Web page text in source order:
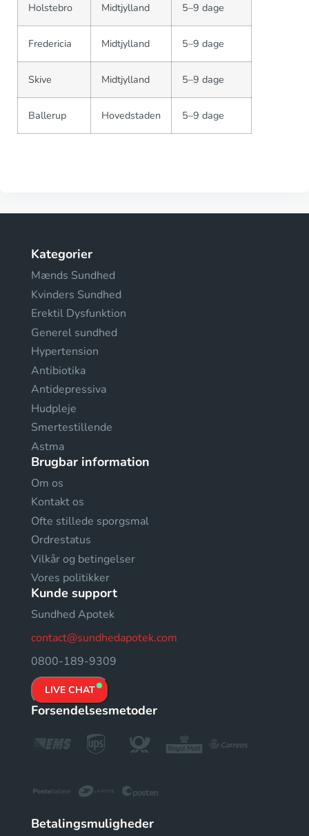
Holstebro Midtjylland 5–9 dage
Fredericia Midtjylland 5–9 dage
Skive Midtjylland 5–9 dage
Ballerup Hovedstaden 5–9 dage
Kategorier
Mænds Sundhed
Kvinders Sundhed
Erektil Dysfunktion
Generel sundhed
Hypertension
Antibiotika
Antidepressiva
Hudpleje
Smertestillende
Astma
Brugbar information
Om os
Kontakt os
Ofte stillede sporgsmal
Ordrestatus
Vilkår og betingelser
Vores politikker
Kunde support
Sundhed Apotek
contact@sundhedapotek.com
0800-189-9309
LIVE CHAT
Forsendelsesmetoder
Betalingsmuligheder